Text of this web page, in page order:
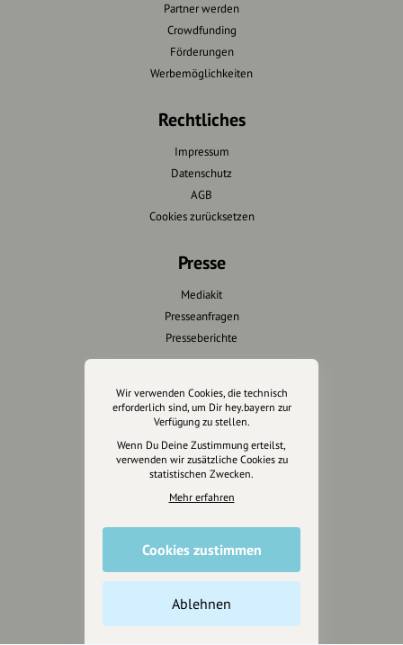
Partner werden
Crowdfunding
Förderungen
Werbemöglichkeiten
Rechtliches
Impressum
Datenschutz
AGB
Cookies zurücksetzen
Presse
Mediakit
Presseanfragen
Presseberichte
Wir unterstützen Euch
Fotografie & mehr
Marketing
Design & Branding
Anakin Design
Unterstütze
unsere Plattform
Wir verwenden Cookies, die technisch
erforderlich sind, um Dir hey.bayern zur
Verfügung zu stellen.
Wenn Du Deine Zustimmung erteilst,
verwenden wir zusätzliche Cookies zu
statistischen Zwecken.
Mehr erfahren
Cookies zustimmen
Ablehnen